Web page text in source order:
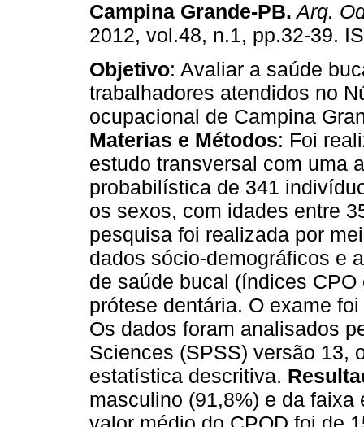
Campina Grande-PB. Arq.
2012, vol.48, n.1, pp.32-39.
Objetivo: Avaliar a saúde
trabalhadores atendidos no
ocupacional de Campina
Materias e Métodos: Foi
estudo transversal com uma
probabilística de 341
os sexos, com idades entre
pesquisa foi realizada por
dados sócio-demográficos e
de saúde bucal (índices
prótese dentária. O exame
Os dados foram analisados
Sciences (SPSS) versão 13,
estatística descritiva.
masculino (91,8%) e da faixa